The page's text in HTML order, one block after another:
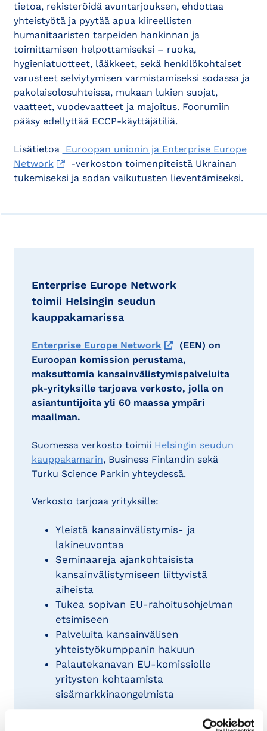
tietoa, rekisteröidä avuntarjouksen, ehdottaa
yhteistyötä ja pyytää apua kiireellisten
humanitaaristen tarpeiden hankinnan ja
toimittamisen helpottamiseksi – ruoka,
hygieniatuotteet, lääkkeet, sekä henkilökohtaiset
varusteet selviytymisen varmistamiseksi sodassa ja
pakolaisolosuhteissa, mukaan lukien suojat,
vaatteet, vuodevaatteet ja majoitus. Foorumiin
pääsy edellyttää ECCP-käyttäjätiliä.
Lisätietoa Euroopan unionin ja Enterprise Europe
Network
-verkoston toimenpiteistä Ukrainan
tukemiseksi ja sodan vaikutusten lieventämiseksi.
Enterprise Europe Network
toimii Helsingin seudun
kauppakamarissa
Enterprise Europe Network
(EEN) on
Euroopan komission perustama,
maksuttomia kansainvälistymispalveluita
pk-yrityksille tarjoava verkosto, jolla on
asiantuntijoita yli 60 maassa ympäri
maailman.
Suomessa verkosto toimii Helsingin seudun
kauppakamarin, Business Finlandin sekä
Turku Science Parkin yhteydessä.
Verkosto tarjoaa yrityksille:
Yleistä kansainvälistymis- ja
lakineuvontaa
Seminaareja ajankohtaisista
kansainvälistymiseen liittyvistä
aiheista
Tukea sopivan EU-rahoitusohjelman
etsimiseen
Palveluita kansainvälisen
yhteistyökumppanin hakuun
Palautekanavan EU-komissiolle
yritysten kohtaamista
sisämarkkinaongelmista
EEN-verkosto järjestää muun muassa